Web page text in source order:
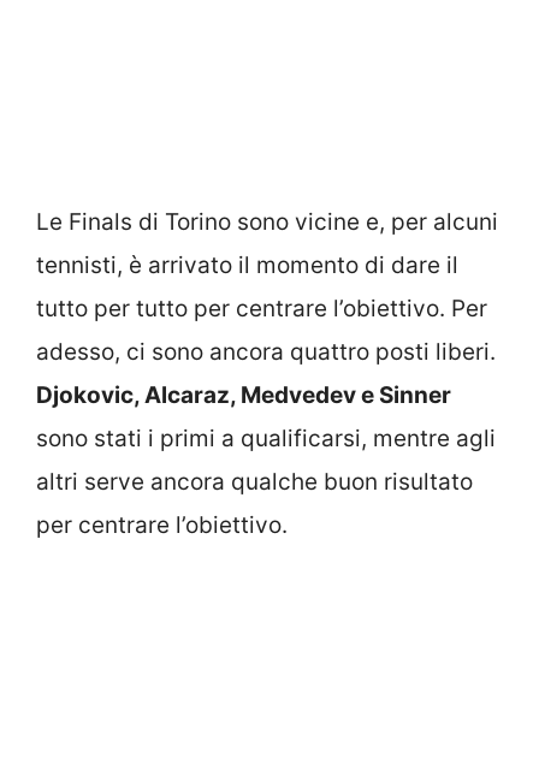
Le Finals di Torino sono vicine e, per alcuni
tennisti, è arrivato il momento di dare il
tutto per tutto per centrare l’obiettivo. Per
adesso, ci sono ancora quattro posti liberi.
Djokovic, Alcaraz, Medvedev e Sinner
sono stati i primi a qualificarsi, mentre agli
altri serve ancora qualche buon risultato
per centrare l’obiettivo.